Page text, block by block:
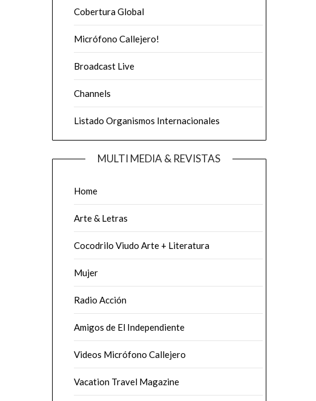
Cobertura Global
Micrófono Callejero!
Broadcast Live
Channels
Listado Organismos Internacionales
MULTI MEDIA & REVISTAS
Home
Arte & Letras
Cocodrilo Viudo Arte + Literatura
Mujer
Radio Acción
Amigos de El Independiente
Videos Micrófono Callejero
Vacation Travel Magazine